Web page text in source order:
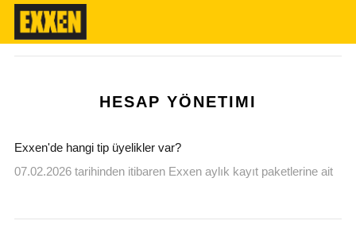
HESAP YÖNETIMI
Exxen'de hangi tip üyelikler var?
07.02.2026 tarihinden itibaren Exxen aylık kayıt paketlerine ait